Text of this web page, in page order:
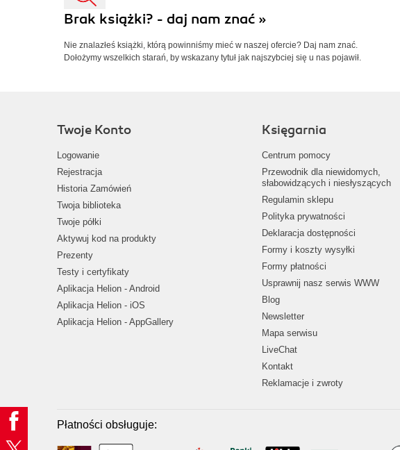
Brak książki? - daj nam znać »
Nie znalazłeś książki, którą powinniśmy mieć w naszej ofercie? Daj nam znać.
Dołożymy wszelkich starań, by wskazany tytuł jak najszybciej się u nas pojawił.
Twoje Konto
Logowanie
Rejestracja
Historia Zamówień
Twoja biblioteka
Twoje półki
Aktywuj kod na produkty
Prezenty
Testy i certyfikaty
Aplikacja Helion - Android
Aplikacja Helion - iOS
Aplikacja Helion - AppGallery
Księgarnia
Centrum pomocy
Przewodnik dla niewidomych,
słabowidzących i niesłyszących
Regulamin sklepu
Polityka prywatności
Deklaracja dostępności
Formy i koszty wysyłki
Formy płatności
Usprawnij nasz serwis WWW
Blog
Newsletter
Mapa serwisu
LiveChat
Kontakt
Reklamacje i zwroty
Płatności obsługuje: